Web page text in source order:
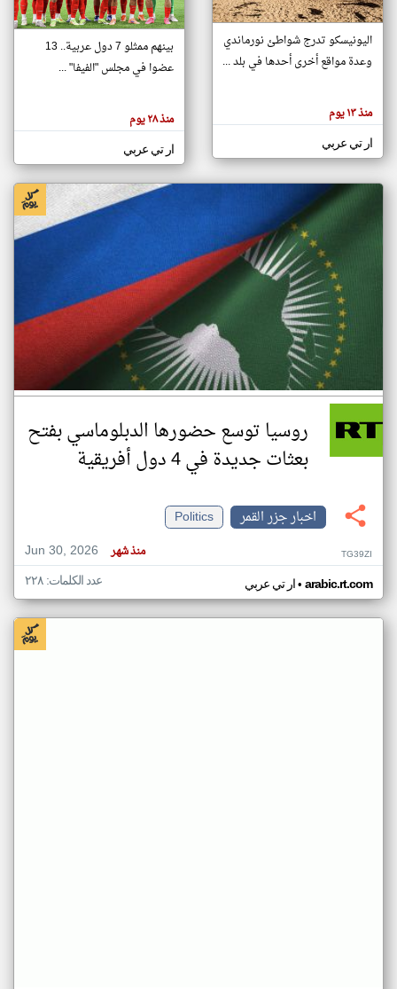
تغيير الدولة
اخبار جزر القمر على مدار الساعة
أهم اخبار جزر القمر العاجلة والمباشرة
هنا عن
وجهة
كاتبيها.
اليونيسكو تدرج شواطئ نورماندي
وعدة مواقع أخرى أحدها في بلد ...
منذ ١٣ يوم
ار تي عربي
بينهم ممثلو 7 دول عربية.. 13
عضوا في مجلس "الفيفا" ...
منذ ٢٨ يوم
ار تي عربي
روسيا توسع حضورها الدبلوماسي بفتح
بعثات جديدة في 4 دول أفريقية
اخبار جزر القمر
Politics
Jun 30, 2026
منذ شهر TG39ZI
ار تي عربي• arabic.rt.com عدد الكلمات: ٢٢٨
klyoum.com